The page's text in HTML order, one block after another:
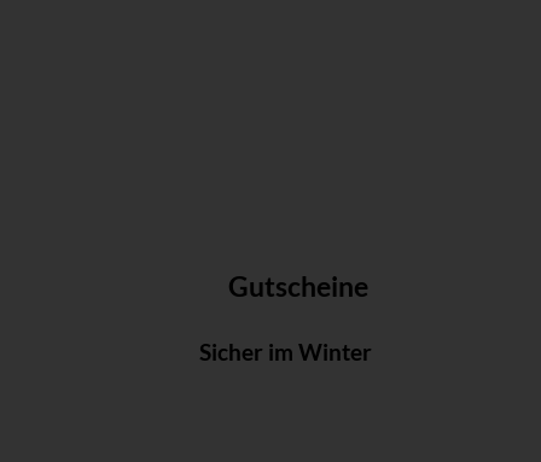
Gutscheine
Sicher im Winter